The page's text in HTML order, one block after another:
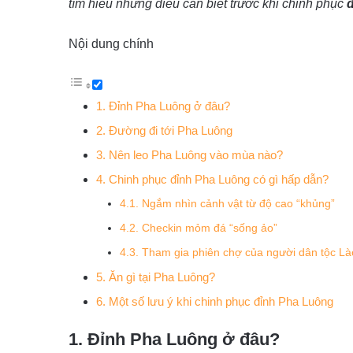
tìm hiểu những điều cần biết trước khi chinh phục
Nội dung chính
1. Đỉnh Pha Luông ở đâu?
2. Đường đi tới Pha Luông
3. Nên leo Pha Luông vào mùa nào?
4. Chinh phục đỉnh Pha Luông có gì hấp dẫn?
4.1. Ngắm nhìn cảnh vật từ độ cao “khủng”
4.2. Checkin mỏm đá “sống ảo”
4.3. Tham gia phiên chợ của người dân tộc
5. Ăn gì tại Pha Luông?
6. Một số lưu ý khi chinh phục đỉnh Pha Luông
1. Đỉnh Pha Luông ở đâu?